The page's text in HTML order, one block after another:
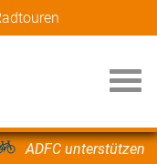
ADFC unterstützen